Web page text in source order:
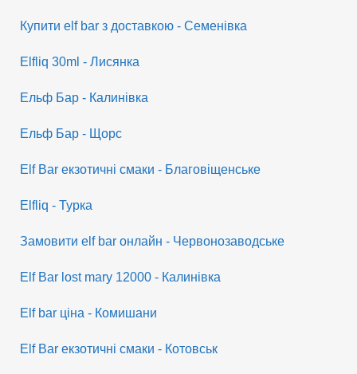
Купити elf bar з доставкою - Семенівка
Elfliq 30ml - Лисянка
Ельф Бар - Калинівка
Ельф Бар - Щорс
Elf Bar екзотичні смаки - Благовіщенське
Elfliq - Турка
Замовити elf bar онлайн - Червонозаводське
Elf Bar lost mary 12000 - Калинівка
Elf bar ціна - Комишани
Elf Bar екзотичні смаки - Котовськ